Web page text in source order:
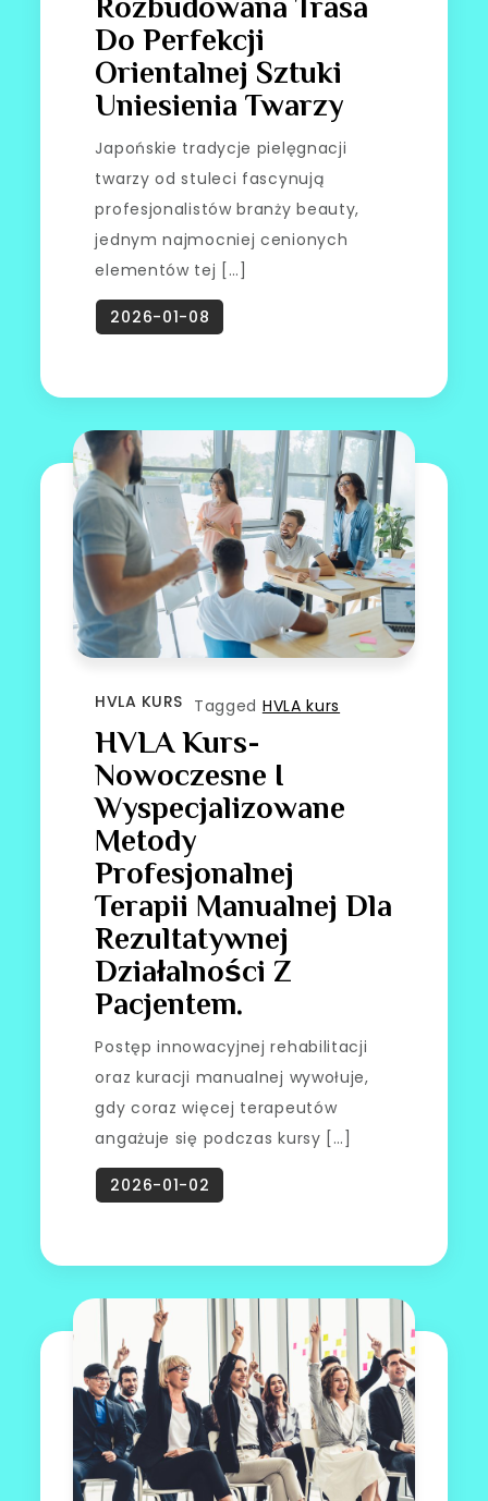
Rozbudowana Trasa
Do Perfekcji
Orientalnej Sztuki
Uniesienia Twarzy
Japońskie tradycje pielęgnacji
twarzy od stuleci fascynują
profesjonalistów branży beauty,
jednym najmocniej cenionych
elementów tej […]
HVLA KURS Tagged HVLA kurs
HVLA Kurs-
Nowoczesne I
Wyspecjalizowane
Metody
Profesjonalnej
Terapii Manualnej Dla
Rezultatywnej
Działalności Z
Pacjentem.
Postęp innowacyjnej rehabilitacji
oraz kuracji manualnej wywołuje,
gdy coraz więcej terapeutów
angażuje się podczas kursy […]